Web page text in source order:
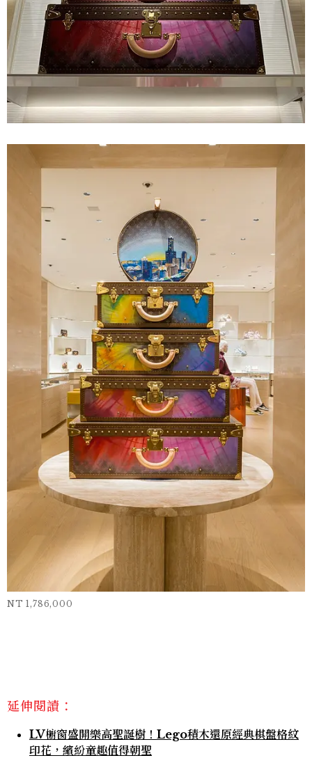
NT 1,786,000
延伸閱讀：
LV櫥窗盛開樂高聖誕樹！Lego積木還原經典棋盤格紋
印花，繽紛童趣值得朝聖